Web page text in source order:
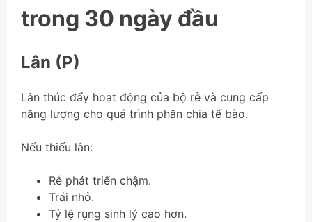
trong 30 ngày đầu
Lân (P)
Lân thúc đẩy hoạt động của bộ rễ và cung cấp
năng lượng cho quá trình phân chia tế bào.
Nếu thiếu lân:
Rễ phát triển chậm.
Trái nhỏ.
Tỷ lệ rụng sinh lý cao hơn.